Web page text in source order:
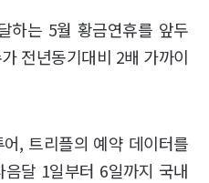
하는 5월 황금연휴를 앞두
전년동기대비 2배 가까이
, 트리플의 예약 데이터를
달 1일부터 6일까지 국내